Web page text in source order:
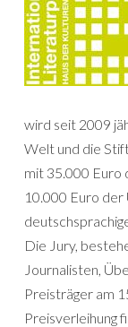
wird seit 2009
Welt und die
mit 35.000 Euro
10.000 Euro der
Die Jury,
Journalisten,
Preisträger am
Preisverleihung